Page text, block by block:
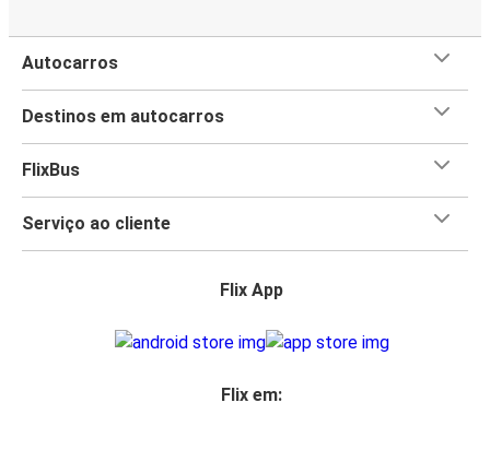
Autocarros
Destinos em autocarros
FlixBus
Serviço ao cliente
Flix App
Flix em: